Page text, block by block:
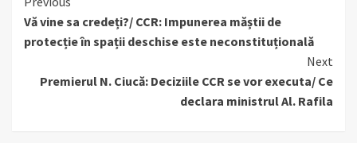
Reading
Vă vine sa credeți?/ CCR: Impunerea măștii de
protecție în spații deschise este neconstituțională
Next
Premierul N. Ciucă: Deciziile CCR se vor executa/ Ce
declara ministrul Al. Rafila